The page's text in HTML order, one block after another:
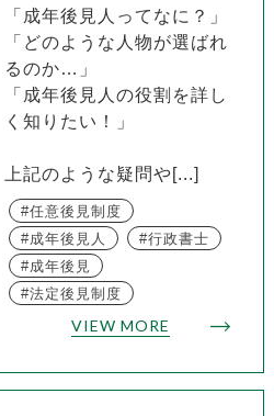
「成年後見人ってなに？」
「どのような人物が選ばれ
るのか…」
「成年後見人の役割を詳し
く知りたい！」
上記のような疑問や[...]
任意後見制度
成年後見人
行政書士
成年後見
法定後見制度
VIEW MORE